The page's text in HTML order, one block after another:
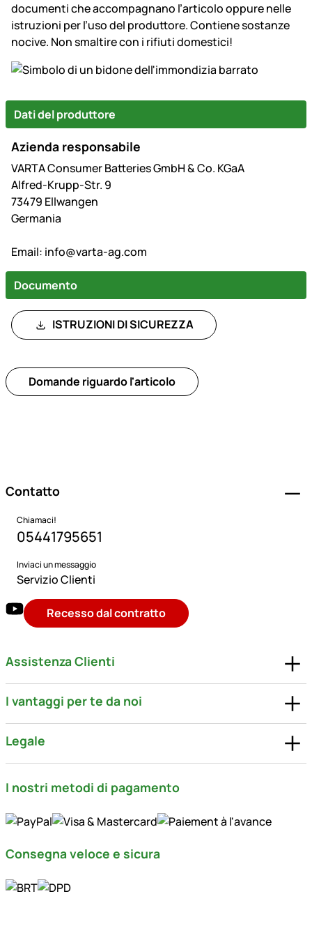
documenti che accompagnano l’articolo oppure nelle
istruzioni per l’uso del produttore. Contiene sostanze
nocive. Non smaltire con i rifiuti domestici!
Dati del produttore
Azienda responsabile
VARTA Consumer Batteries GmbH & Co. KGaA
Alfred-Krupp-Str. 9
73479 Ellwangen
Germania
Email: info@varta-ag.com
Documento
ISTRUZIONI DI SICUREZZA
Domande riguardo l'articolo
Contatto
Chiamaci!
05441795651
Inviaci un messaggio
Servizio Clienti
Recesso dal contratto
Assistenza Clienti
I vantaggi per te da noi
Legale
I nostri metodi di pagamento
Consegna veloce e sicura